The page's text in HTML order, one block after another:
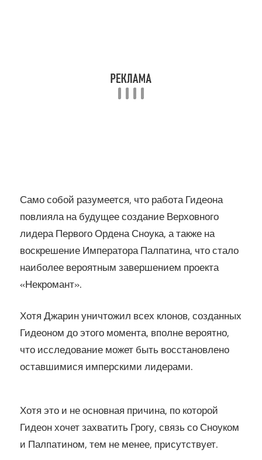
Само собой разумеется, что работа Гидеона
повлияла на будущее создание Верховного
лидера Первого Ордена Сноука, а также на
воскрешение Императора Палпатина, что стало
наиболее вероятным завершением проекта
«Некромант».
Хотя Джарин уничтожил всех клонов, созданных
Гидеоном до этого момента, вполне вероятно,
что исследование может быть восстановлено
оставшимися имперскими лидерами.
Хотя это и не основная причина, по которой
Гидеон хочет захватить Грогу, связь со Сноуком
и Палпатином, тем не менее, присутствует.